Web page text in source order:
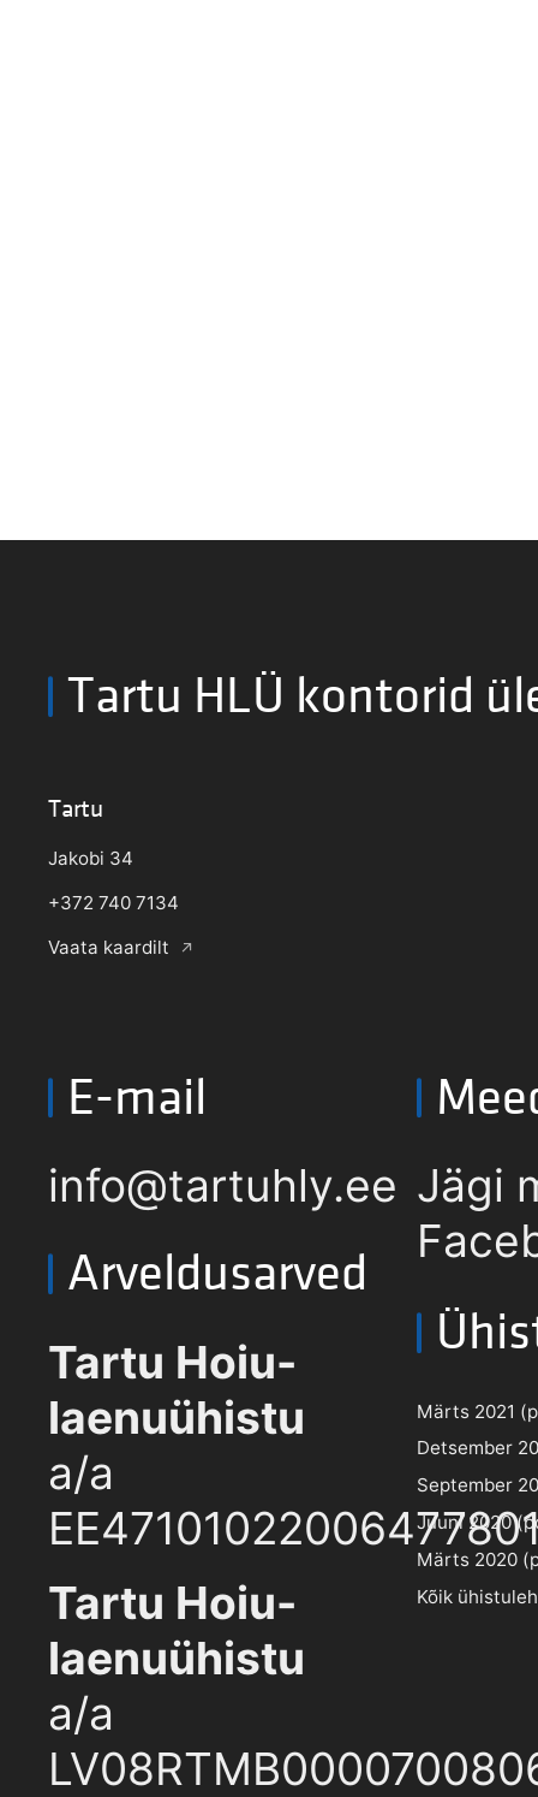
Tartu HLÜ kontorid
Tartu
Jakobi 34
+372 740 7134
Vaata kaardilt
E-mail
info@tartuhly.ee
Arveldusarved
Tartu Hoiu-
laenuühistu
a/a
Tartu Hoiu-
laenuühistu
a/a
Jägi
Märts 2021
Detsember
September
Juuni 2020
Märts 2020
Kõik